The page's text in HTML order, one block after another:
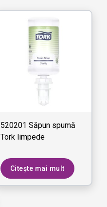
520201 Săpun spumă
Tork limpede
Citește mai mult